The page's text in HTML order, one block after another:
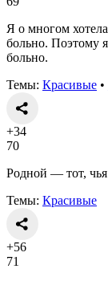
Я о многом
больно. Поэтому
больно.
Темы: Красивые •
+34
70
Родной — тот, чья
Темы: Красивые
+56
71